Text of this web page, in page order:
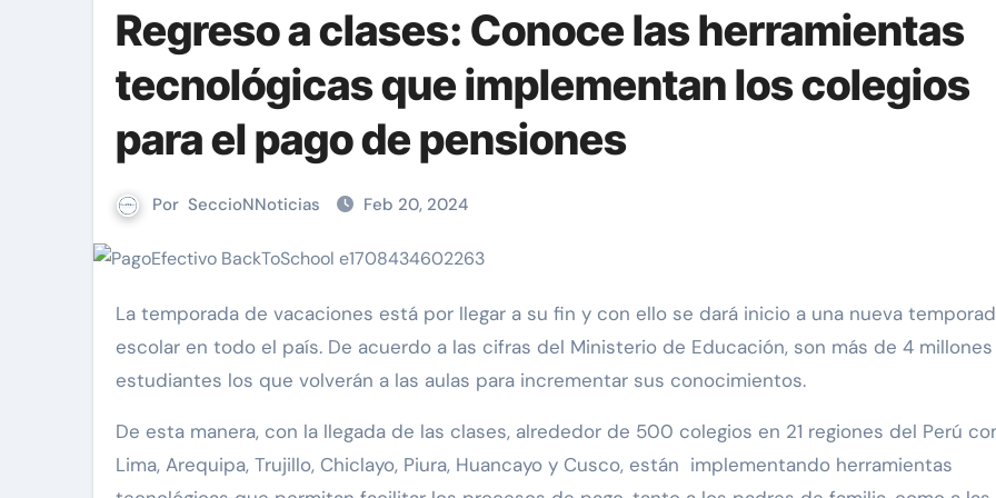
Regreso a clases: Conoce las herramientas
tecnológicas que implementan los colegios
para el pago de pensiones
Por SeccioNNoticias Feb 20, 2024
La temporada de vacaciones está por llegar a su fin y con ello se dará inicio a una nueva temporada
escolar en todo el país. De acuerdo a las cifras del Ministerio de Educación, son más de 4
estudiantes los que volverán a las aulas para incrementar sus conocimientos.
De esta manera, con la llegada de las clases, alrededor de 500 colegios en 21 regiones del Perú
Lima, Arequipa, Trujillo, Chiclayo, Piura, Huancayo y Cusco, están implementando herramientas